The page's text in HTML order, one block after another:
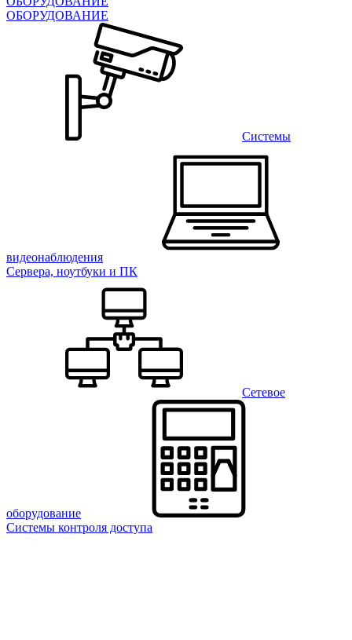
ОБОРУДОВАНИЕ
Системы
видеонаблюдения
Сервера, ноутбуки и ПК
Сетевое
оборудование
Системы контроля доступа